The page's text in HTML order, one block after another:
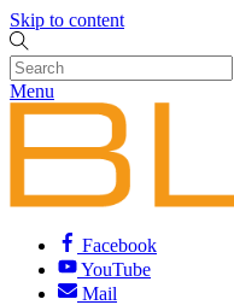
Skip to content
Menu
Facebook
YouTube
Mail